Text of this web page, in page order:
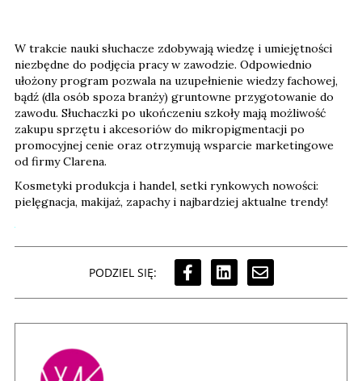
W trakcie nauki słuchacze zdobywają wiedzę i umiejętności
niezbędne do podjęcia pracy w zawodzie. Odpowiednio
ułożony program pozwala na uzupełnienie wiedzy fachowej,
bądź (dla osób spoza branży) gruntowne przygotowanie do
zawodu. Słuchaczki po ukończeniu szkoły mają możliwość
zakupu sprzętu i akcesoriów do mikropigmentacji po
promocyjnej cenie oraz otrzymują wsparcie marketingowe
od firmy Clarena.
Kosmetyki produkcja i handel, setki rynkowych nowości:
pielęgnacja, makijaż, zapachy i najbardziej aktualne trendy!
PODZIEL SIĘ: